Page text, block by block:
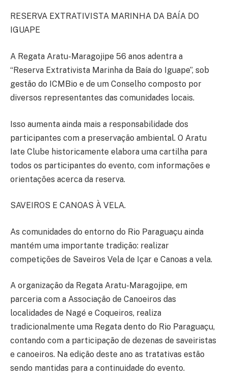
RESERVA EXTRATIVISTA MARINHA DA BAÍA DO
IGUAPE
A Regata Aratu-Maragojipe 56 anos adentra a
“Reserva Extrativista Marinha da Baía do Iguape”, sob
gestão do ICMBio e de um Conselho composto por
diversos representantes das comunidades locais.
Isso aumenta ainda mais a responsabilidade dos
participantes com a preservação ambiental. O Aratu
Iate Clube historicamente elabora uma cartilha para
todos os participantes do evento, com informações e
orientações acerca da reserva.
SAVEIROS E CANOAS À VELA.
As comunidades do entorno do Rio Paraguaçu ainda
mantém uma importante tradição: realizar
competições de Saveiros Vela de Içar e Canoas a vela.
A organização da Regata Aratu-Maragojipe, em
parceria com a Associação de Canoeiros das
localidades de Nagé e Coqueiros, realiza
tradicionalmente uma Regata dento do Rio Paraguaçu,
contando com a participação de dezenas de saveiristas
e canoeiros. Na edição deste ano as tratativas estão
sendo mantidas para a continuidade do evento.